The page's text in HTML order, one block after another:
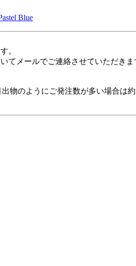
Blue
。
てメールでご連絡させていただきま
物のようにご発注数が多い場合は